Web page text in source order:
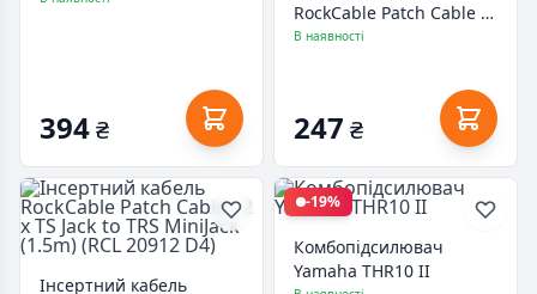
394₴
RockCable Patch Cable -
2 x RCA to 2 x TS Jack
В наявності
247 ₴
Інсертний кабель
-19%
Комбопідсилювач
Yamaha THR10 II